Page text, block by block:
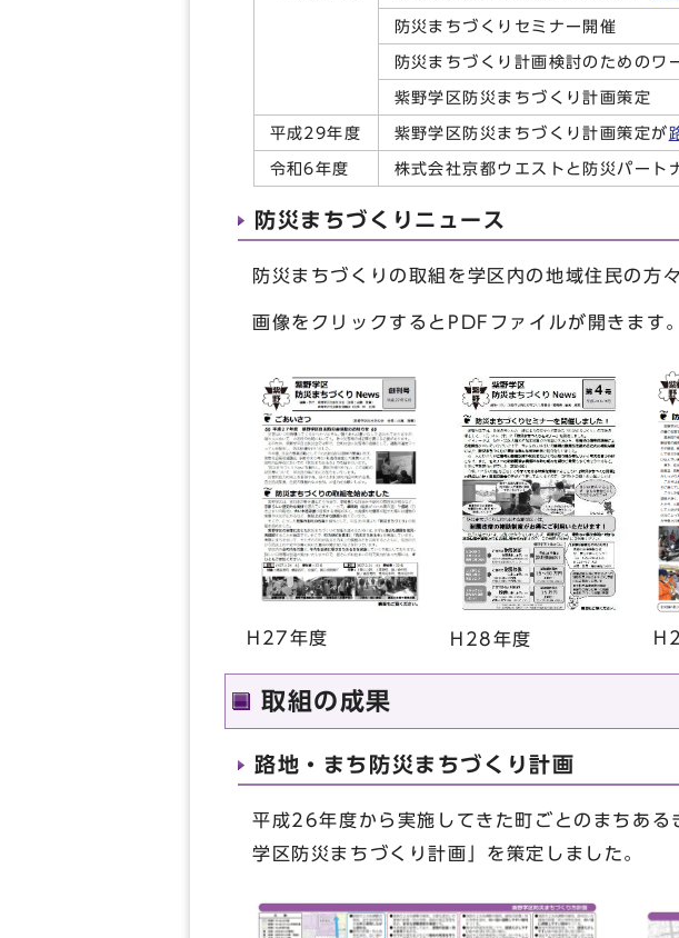
防災まちづくりセミナー開催
防災まちづくり計画検討のためのワ
紫野学区防災まちづくり計画策定
平成29年度 紫野学区防災まちづくり計画策定が
令和6年度 株式会社京都ウエストと防災パート
防災まちづくりニュース
防災まちづくりの取組を学区内の地域住民の方
画像をクリックするとPDFファイルが開きます。
H27年度 H28年度
取組の成果
路地・まち防災まちづくり計画
平成26年度から実施してきた町ごとのまちあ
学区防災まちづくり計画」を策定しました。